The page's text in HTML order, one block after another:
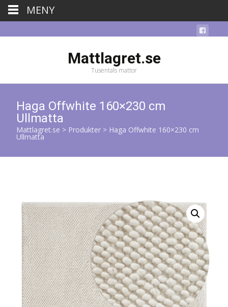
Mattlagret.se
Tusentals mattor
Haga Offwhite 160×230 cm
Ullmatta
Mattlagret.se > Produkter > Haga Offwhite 160×230 cm
Ullmatta
MENY